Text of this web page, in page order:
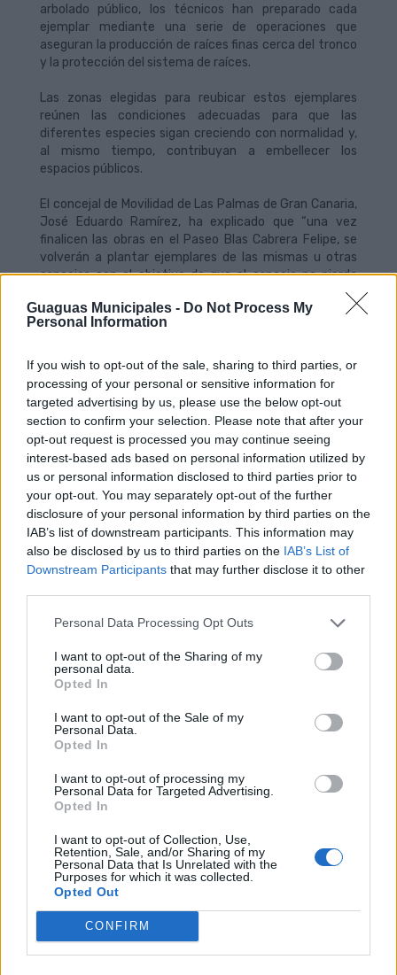
Guaguas Municipales - Do Not Process My
Personal Information
If you wish to opt-out of the sale, sharing to third parties, or
processing of your personal or sensitive information for
targeted advertising by us, please use the below opt-out
section to confirm your selection. Please note that after your
opt-out request is processed you may continue seeing
interest-based ads based on personal information utilized by
us or personal information disclosed to third parties prior to
your opt-out. You may separately opt-out of the further
disclosure of your personal information by third parties on the
IAB’s list of downstream participants. This information may
also be disclosed by us to third parties on the IAB’s List of
Downstream Participants that may further disclose it to other
Personal Data Processing Opt Outs
I want to opt-out of the Sharing of my
personal data.
Opted In
I want to opt-out of the Sale of my
Personal Data.
Opted In
I want to opt-out of processing my
Personal Data for Targeted Advertising.
Opted In
I want to opt-out of Collection, Use,
Retention, Sale, and/or Sharing of my
Personal Data that Is Unrelated with the
Purposes for which it was collected.
Opted Out
CONFIRM
arbolado público, los técnicos han preparado cada
ejemplar mediante una serie de operaciones que
aseguran la producción de raíces finas cerca del tronco
y la protección del sistema de raíces.
Las zonas elegidas para reubicar estos ejemplares
reúnen las condiciones adecuadas para que las
diferentes especies sigan creciendo con normalidad y,
al mismo tiempo, contribuyan a embellecer los
espacios públicos.
El concejal de Movilidad de Las Palmas de Gran Canaria,
José Eduardo Ramírez, ha explicado que “una vez
finalicen las obras en el Paseo Blas Cabrera Felipe, se
volverán a plantar ejemplares de las mismas u otras
especies con el objetivo de que el espacio no pierda
masa arbórea y de configurar una calle más amable
para el peatón, con zonas para disfrutar del paseo,
descansar o hacer deporte”.
En paralelo, avanzan las obras para la implantación del
nuevo sistema de transporte Bus Rapid Transit (BRT)
en el paseo Blas Cabrera Felipe. Los trabajos consisten
en el acondicionamiento de la vía para su uso peatonal
y la creación de un carril bici, además de la
configuración de la plataforma por la que circulará la
MetroGuagua.
El nuevo sistema de transporte unirá la estación de
Hoya de La Plata y Manuel Becerra a través de un
recorrido de 11,7 kilómetros a lo largo de la ciudad, con
21 paradas y tres estaciones, contribuyendo así a
mejorar la comunicación con los diferentes barrios de la
capital.
Guaguas Municipales activa la línea
especial Fútbol para el partido de
este domingo 17 entre la UD Las
Palmas y Real Mallorca
15/03/2019
Guaguas Municipales despliega este domingo 17 de
marzo un dispositivo especial de transporte, a través
de intensificaciones de la línea ‘Fútbol’ con conexiones
desde la Plaza Manuel Becerra -en el Puerto- y la
terminal de guaguas del Teatro, con motivo del partido